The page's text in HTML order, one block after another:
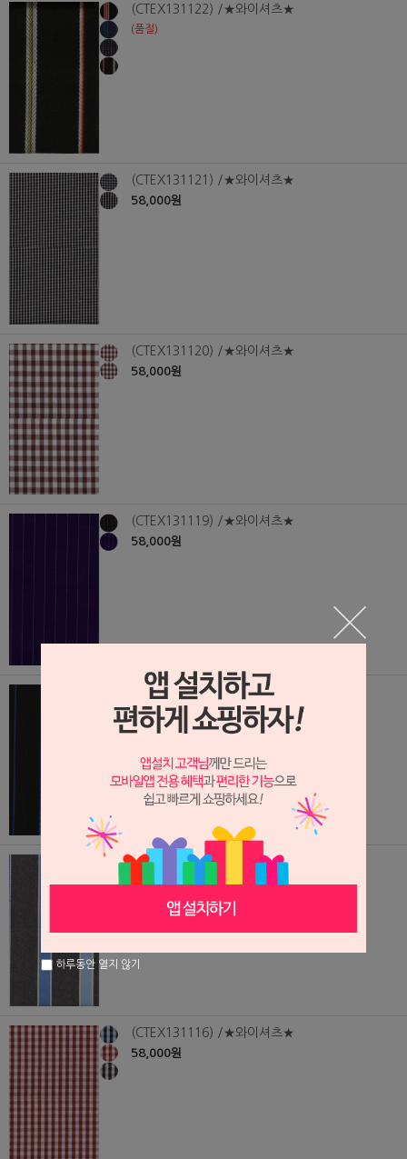
(CTEX131122) /★와이셔츠★
(품절)
(CTEX131121) /★와이셔츠★
58,000원
(CTEX131120) /★와이셔츠★
58,000원
(CTEX131119) /★와이셔츠★
58,000원
(CTEX131118) /★와이셔츠★
58,000원
(CTEX131117) /★와이셔츠★
58,000원
(CTEX131116) /★와이셔츠★
58,000원
하루동안 열지 않기